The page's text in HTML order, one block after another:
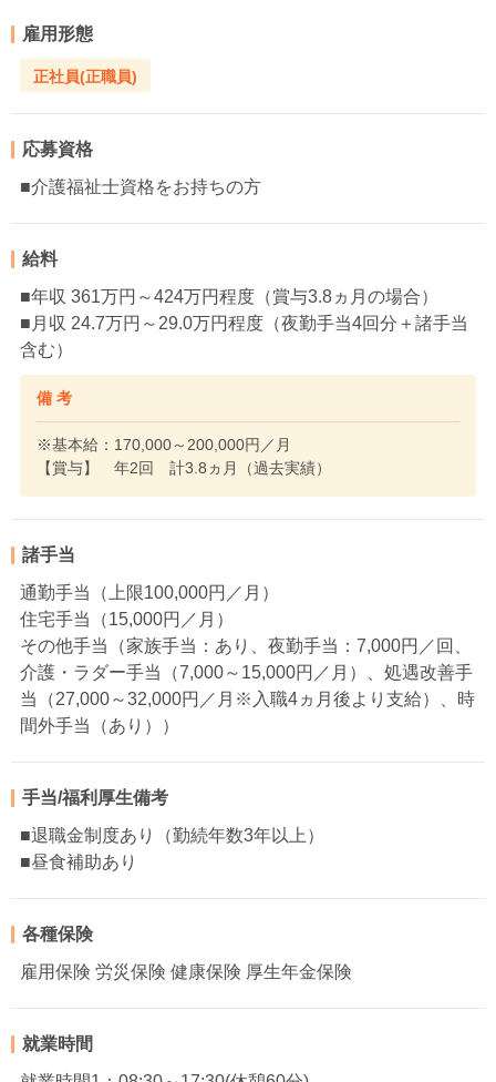
雇用形態
正社員(正職員)
応募資格
■介護福祉士資格をお持ちの方
給料
■年収 361万円～424万円程度（賞与3.8ヵ月の場合）
■月収 24.7万円～29.0万円程度（夜勤手当4回分＋諸手当
含む）
備 考
※基本給：170,000～200,000円／月
【賞与】 年2回 計3.8ヵ月（過去実績）
諸手当
通勤手当（上限100,000円／月）
住宅手当（15,000円／月）
その他手当（家族手当：あり、夜勤手当：7,000円／回、
介護・ラダー手当（7,000～15,000円／月）、処遇改善手
当（27,000～32,000円／月※入職4ヵ月後より支給）、時
間外手当（あり））
手当/福利厚生備考
■退職金制度あり（勤続年数3年以上）
■昼食補助あり
各種保険
雇用保険 労災保険 健康保険 厚生年金保険
就業時間